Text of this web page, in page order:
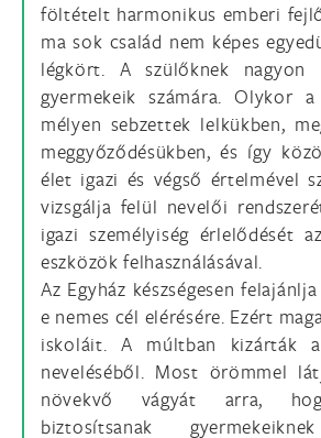
föltételt harmonikus emberi
ma sok család nem képes
légkört. A szülőknek nagyon
gyermekeik számára. Olykor
mélyen sebzettek lelkükben,
meggyőződésükben, és így
élet igazi és végső értelmével
vizsgálja felül nevelői
igazi személyiség érlelődését
eszközök felhasználásával.
Az Egyház készségesen
e nemes cél elérésére. Ezért
iskoláit. A múltban kizárták
neveléséből. Most örömmel
növekvő vágyát arra,
biztosítsanak